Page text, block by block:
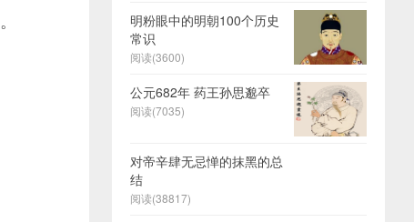
明粉眼中的明朝100个历史
常识
阅读(3600)
公元682年 药王孙思邈卒
阅读(7035)
对帝辛肆无忌惮的抹黑的总
结
阅读(38817)